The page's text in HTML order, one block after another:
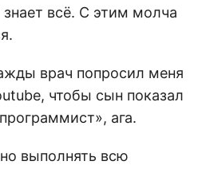
всё. С этим молча
врач попросил меня
чтобы сын показал
ага.
выполнять всю